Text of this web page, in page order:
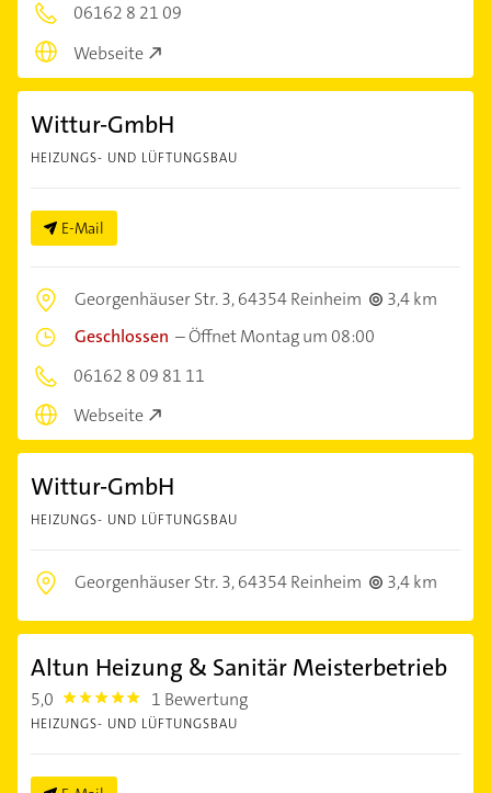
06162 8 21 09
Webseite
Wittur-GmbH
HEIZUNGS- UND LÜFTUNGSBAU
E-Mail
Georgenhäuser Str. 3,64354 Reinheim
3,4 km
Geschlossen –Öffnet Montag um 08:00
06162 8 09 81 11
Webseite
Wittur-GmbH
HEIZUNGS- UND LÜFTUNGSBAU
Georgenhäuser Str. 3,64354 Reinheim 3,4 km
Altun Heizung & Sanitär Meisterbetrieb
5,0 5.0 1 Bewertung
HEIZUNGS- UND LÜFTUNGSBAU